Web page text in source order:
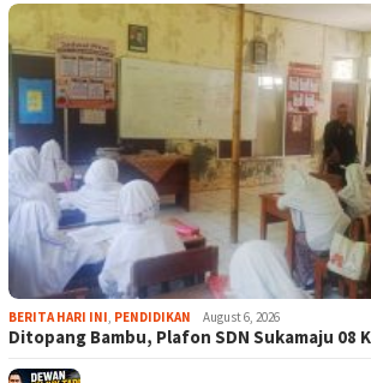
BERITA HARI INI, PENDIDIKAN August 6, 2026
Ditopang Bambu, Plafon SDN Sukamaju 08